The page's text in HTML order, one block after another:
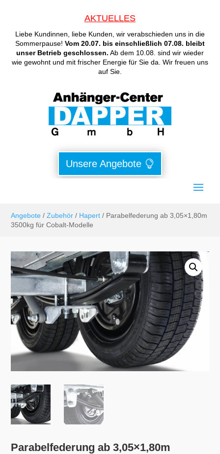
AKTUELLES
Liebe Kundinnen, liebe Kunden, wir verabschieden uns in die
Sommerpause! Vom 20.07. bis einschließlich 07.08. bleibt
unser Betrieb geschlossen. Ab dem 10.08. sind wir wieder
wie gewohnt und mit frischer Energie für Sie da. Wir freuen uns
auf Sie.
Unsere Angebote
Angebote /Zubehör / Hapert / Parabelfederung ab 3,05×1,80m
3500kg für Cobalt-Modelle
Parabelfederung ab 3,05×1,80m